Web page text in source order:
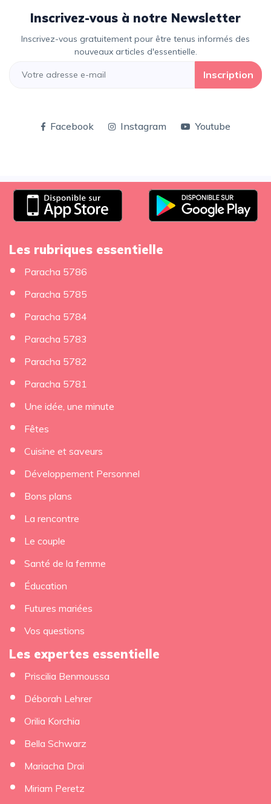
Inscrivez-vous à notre Newsletter
Inscrivez-vous gratuitement pour être tenus informés des
nouveaux articles d'essentielle.
Inscription
Facebook Instagram Youtube
Les rubriques essentielle
Paracha 5786
Paracha 5785
Paracha 5784
Paracha 5783
Paracha 5782
Paracha 5781
Une idée, une minute
Fêtes
Cuisine et saveurs
Développement Personnel
Bons plans
La rencontre
Le couple
Santé de la femme
Éducation
Futures mariées
Vos questions
Les expertes essentielle
Priscilia Benmoussa
Déborah Lehrer
Orilia Korchia
Bella Schwarz
Mariacha Drai
Miriam Peretz